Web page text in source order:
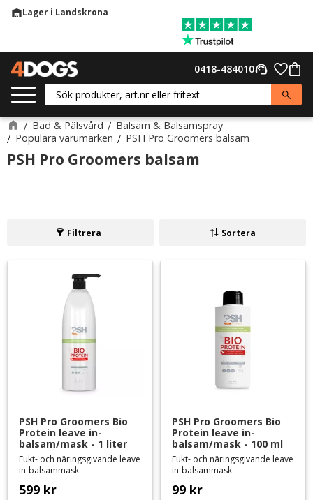
warehouseLager i Landskrona
support_agent
0418-484010
Bad & Pälsvård
Balsam & Balsamspray
Populära varumärken
PSH Pro Groomers balsam
PSH Pro Groomers balsam
Filtrera Sortera
PSH Pro Groomers Bio
Protein leave in-
balsam/mask - 1 liter
Fukt- och näringsgivande leave
in-balsammask
599 kr
PSH Pro Groomers Bio
Protein leave in-
balsam/mask - 100 ml
Fukt- och näringsgivande leave
in-balsammask
99 kr